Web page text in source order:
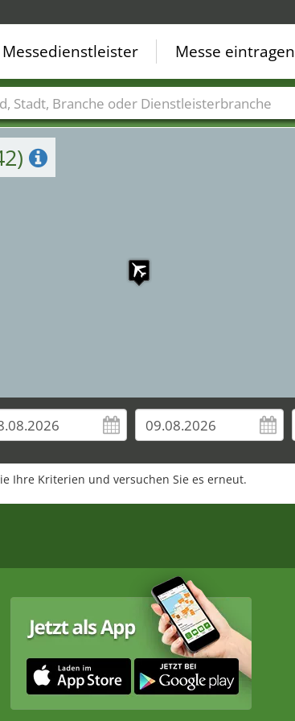
Ihre Kriterien und versuchen Sie es erneut.
Messedienstleister Messe eintragen
Branchen Dienstleisterbranchen